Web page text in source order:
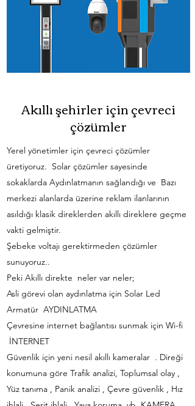
Akıllı şehirler için çevreci
çözümler
Yerel yönetimler için çevreci çözümler
üretiyoruz. Solar çözümler sayesinde
sokaklarda Aydınlatmanın sağlandığı ve Bazı
merkezi alanlarda üzerine reklam ilanlarının
asıldığı klasik direklerden akıllı direklere geçme
vakti gelmiştir.
Şebeke voltajı gerektirmeden çözümler
sunuyoruz..
Peki Akıllı direkte neler var neler;
Asli görevi olan aydınlatma için Solar Led
Armatür AYDINLATMA
Çevresine internet bağlantısı sunmak için Wi-fi
İNTERNET
Güvenlik için yeni nesil akıllı kameralar . Direği
konumuna göre Trafik analizi, Toplumsal olay ,
Yüz tanıma , Panik analizi , Çevre güvenlik , Hız